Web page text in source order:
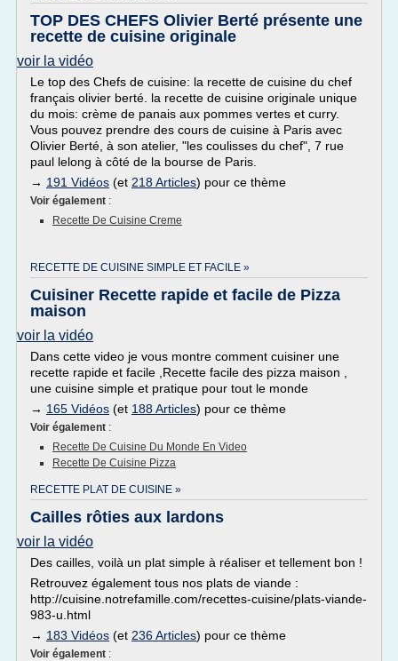
TOP DES CHEFS Olivier Berté présente une
recette de cuisine originale
voir la vidéo
Le top des Chefs de cuisine: la recette de cuisine du chef
français olivier berté. la recette de cuisine originale unique
du mois: crème de panais aux pommes vertes et curry.
Vous pouvez prendre des cours de cuisine à Paris avec
Olivier Berté, à son atelier, "les coulisses du chef", 7 rue
paul lelong à côté de la bourse de Paris.
→ 191 Vidéos (et 218 Articles) pour ce thème
Voir également :
Recette De Cuisine Creme
RECETTE DE CUISINE SIMPLE ET FACILE »
Cuisiner Recette rapide et facile de Pizza
maison
voir la vidéo
Dans cette video je vous montre comment cuisiner une
recette rapide et facile ,Recette facile des pizza maison ,
une cuisine simple et pratique pour tout le monde
→ 165 Vidéos (et 188 Articles) pour ce thème
Voir également :
Recette De Cuisine Du Monde En Video
Recette De Cuisine Pizza
RECETTE PLAT DE CUISINE »
Cailles rôties aux lardons
voir la vidéo
Des cailles, voilà un plat simple à réaliser et tellement bon !
Retrouvez également tous nos plats de viande :
http://cuisine.notrefamille.com/recettes-cuisine/plats-viande-
983-u.html
→ 183 Vidéos (et 236 Articles) pour ce thème
Voir également :